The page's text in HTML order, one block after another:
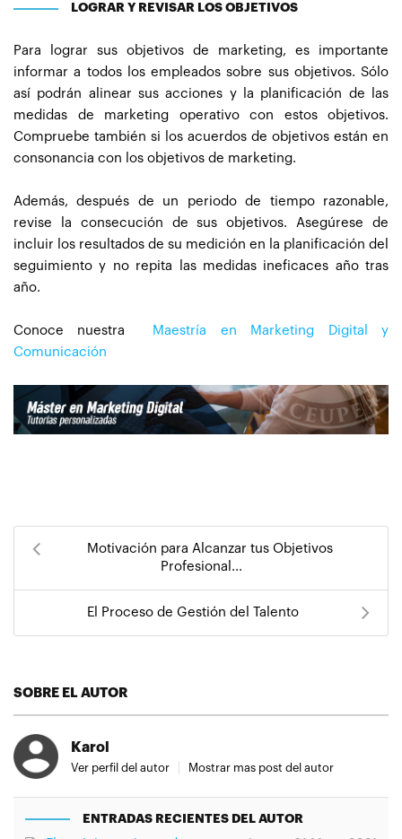
LOGRAR Y REVISAR LOS OBJETIVOS
Para lograr sus objetivos de marketing, es importante
informar a todos los empleados sobre sus objetivos. Sólo
así podrán alinear sus acciones y la planificación de las
medidas de marketing operativo con estos objetivos.
Compruebe también si los acuerdos de objetivos están en
consonancia con los objetivos de marketing.
Además, después de un periodo de tiempo razonable,
revise la consecución de sus objetivos. Asegúrese de
incluir los resultados de su medición en la planificación del
seguimiento y no repita las medidas ineficaces año tras
año.
Conoce nuestra
Maestría en Marketing Digital y
Comunicación
Motivación para Alcanzar tus Objetivos
Profesional...
El Proceso de Gestión del Talento
SOBRE EL AUTOR
Karol
Ver perfil del autor Mostrar mas post del autor
ENTRADAS RECIENTES DEL AUTOR